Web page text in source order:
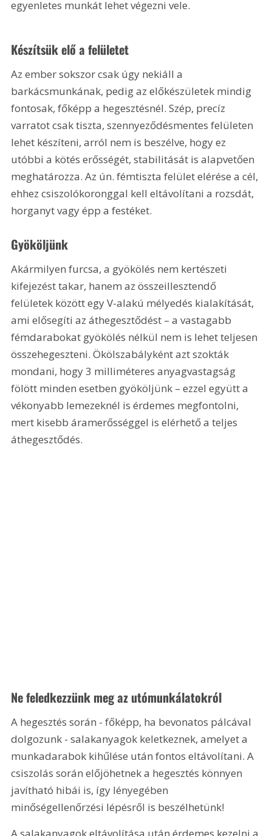
egyenletes munkát lehet végezni vele.
Készítsük elő a felületet
Az ember sokszor csak úgy nekiáll a
barkácsmunkának, pedig az előkészületek mindig
fontosak, főképp a hegesztésnél. Szép, precíz
varratot csak tiszta, szennyeződésmentes felületen
lehet készíteni, arról nem is beszélve, hogy ez
utóbbi a kötés erősségét, stabilitását is alapvetően
meghatározza. Az ún. fémtiszta felület elérése a cél,
ehhez csiszolókoronggal kell eltávolítani a rozsdát,
horganyt vagy épp a festéket.
Gyököljünk
Akármilyen furcsa, a gyökölés nem kertészeti
kifejezést takar, hanem az összeillesztendő
felületek között egy V-alakú mélyedés kialakítását,
ami elősegíti az áthegesztődést – a vastagabb
fémdarabokat gyökölés nélkül nem is lehet teljesen
összehegeszteni. Ökölszabályként azt szokták
mondani, hogy 3 milliméteres anyagvastagság
fölött minden esetben gyököljünk – ezzel együtt a
vékonyabb lemezeknél is érdemes megfontolni,
mert kisebb áramerősséggel is elérhető a teljes
áthegesztődés.
Ne feledkezzünk meg az utómunkálatokról
A hegesztés során - főképp, ha bevonatos pálcával
dolgozunk - salakanyagok keletkeznek, amelyet a
munkadarabok kihűlése után fontos eltávolítani. A
csiszolás során előjöhetnek a hegesztés könnyen
javítható hibái is, így lényegében
minőségellenőrzési lépésről is beszélhetünk!